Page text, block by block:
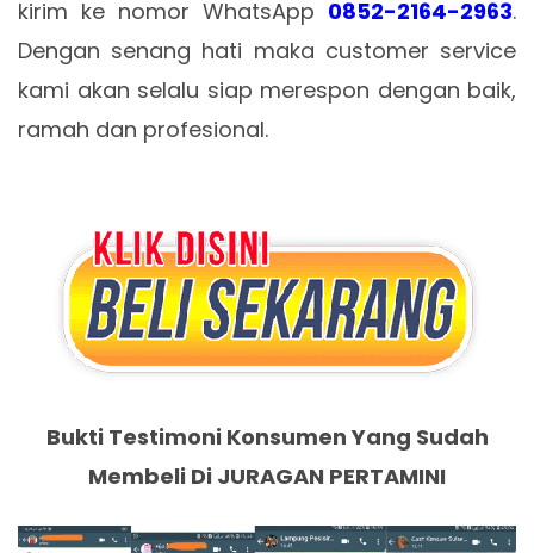
kirim ke nomor WhatsApp 0852-2164-2963.
Dengan senang hati maka customer service
kami akan selalu siap merespon dengan baik,
ramah dan profesional.
Bukti Testimoni Konsumen Yang Sudah
Membeli Di JURAGAN PERTAMINI